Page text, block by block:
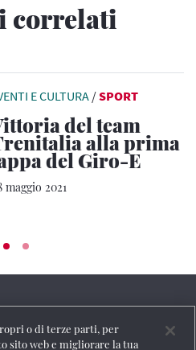
correlati
E CULTURA /SPORT
del team
alla prima
del Giro-E
maggio 2021
FS Italiane
o di terze parti, per
sito web e migliorare la tua